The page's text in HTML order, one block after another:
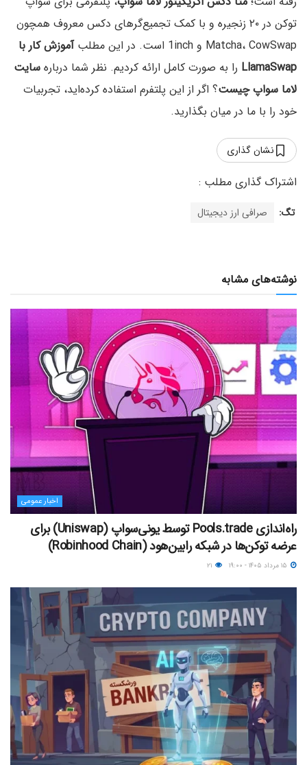
توکن در ۲۰ زنجیره و با کمک تجمیع‌گرهای دکس معروف همچون
Matcha، CowSwap و 1inch است. در این مطلب
آموزش کار با
LlamaSwap را به صورت کامل ارائه کردیم. نظر شما درباره سایت
لاما سواپ چیست؟ اگر از این پلتفرم استفاده کرده‌اید، تجربیات
خود را با ما در میان بگذارید.
نشان گذاری
تگ: صرافی ارز دیجیتال
نوشته‌های مشابه
اخبار عمومی
راه‌اندازی Pools.trade توسط یونی‌سواپ (Uniswap) برای
عرضه توکن‌ها در شبکه رابین‌هود (Robinhood Chain)